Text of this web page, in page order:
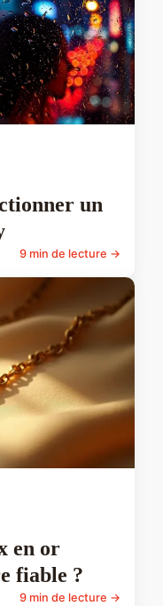
un
9 min de lecture →
en or
fiable ?
9 min de lecture →